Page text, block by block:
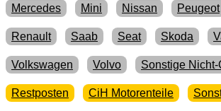
Mercedes Mini Nissan Peugeot
Renault Saab Seat Skoda
Volkswagen Volvo Sonstige Nicht-
Restposten CiH Motorenteile